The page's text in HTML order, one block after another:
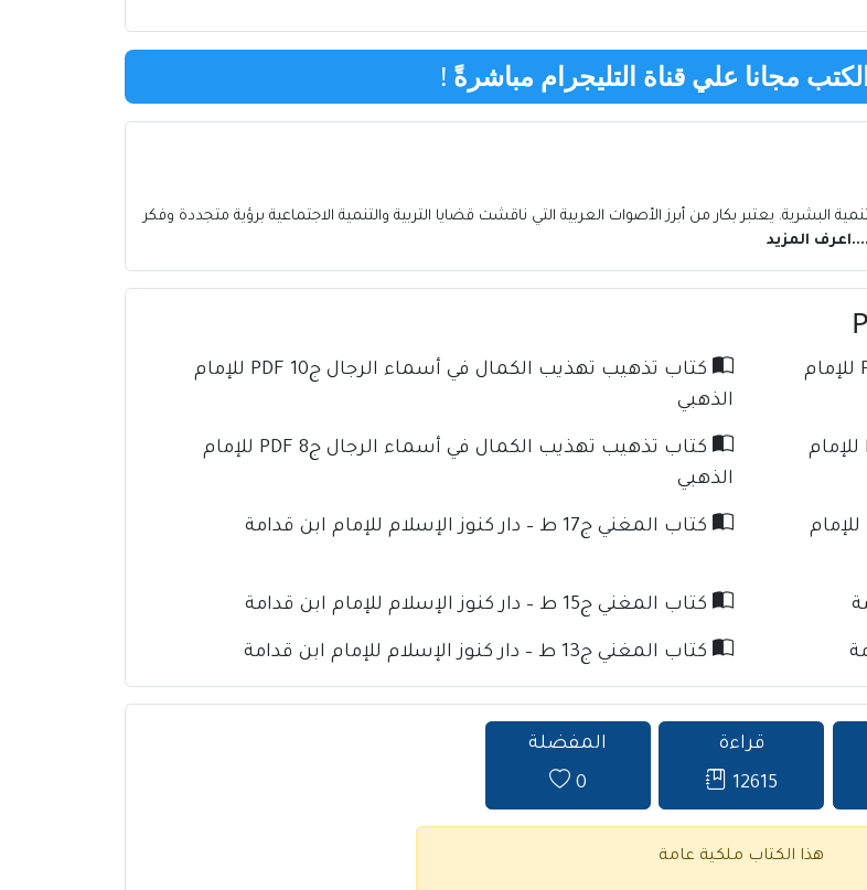
مجانا علي قناة التليجرام مباشرةً !
البشرية. يعتبر بكار من أبرز الأصوات العربية التي ناقشت قضايا التربية والتنمية الاجتماعية برؤية متجددة وفكر
....اعرف المزيد
كتاب تذهيب تهذيب الكمال في أسماء الرجال ج11 PDF للإمام
كتاب تذهيب تهذيب الكمال في أسماء الرجال ج10 PDF للإمام
الذهبي
كتاب تذهيب تهذيب الكمال في أسماء الرجال ج9 PDF للإمام
كتاب تذهيب تهذيب الكمال في أسماء الرجال ج8 PDF للإمام
الذهبي
كتاب تذهيب تهذيب الكمال في أسماء الرجال ج7 PDF للإمام
كتاب المغني ج17 ط – دار كنوز الإسلام للإمام ابن قدامة
كتاب المغني ج15 ط – دار كنوز الإسلام للإمام ابن قدامة
كتاب المغني ج13 ط – دار كنوز الإسلام للإمام ابن قدامة
قراءة
12615
المفضلة
0
هذا الكتاب ملكية عامة